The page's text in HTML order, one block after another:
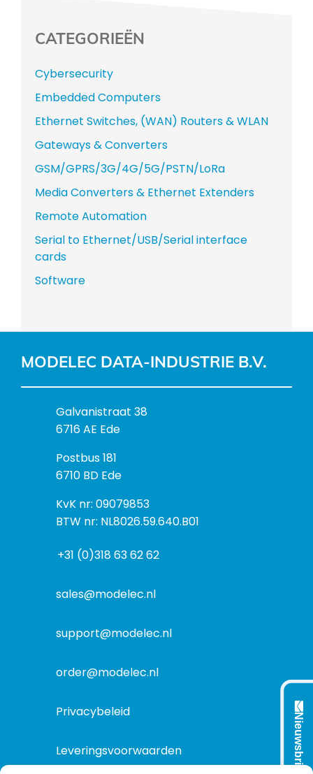
CATEGORIEËN
Cybersecurity
Embedded Computers
Ethernet Switches, (WAN) Routers & WLAN
Gateways & Converters
GSM/GPRS/3G/4G/5G/PSTN/LoRa
Media Converters & Ethernet Extenders
Remote Automation
Serial to Ethernet/USB/Serial interface
cards
Software
MODELEC DATA-INDUSTRIE B.V.
B
e
o
e
k
a
r
Galvanistraat 38
6716 AE Ede
P
o
t
a
s
Postbus 181
6710 BD Ede
I
n
o
m
KvK nr: 09079853
BTW nr: NL8026.59.640.B01
+31 (0)318 63 62 62
sales@modelec.nl
support@modelec.nl
order@modelec.nl
Privacybeleid
Leveringsvoorwaarden Nieuwsbrief